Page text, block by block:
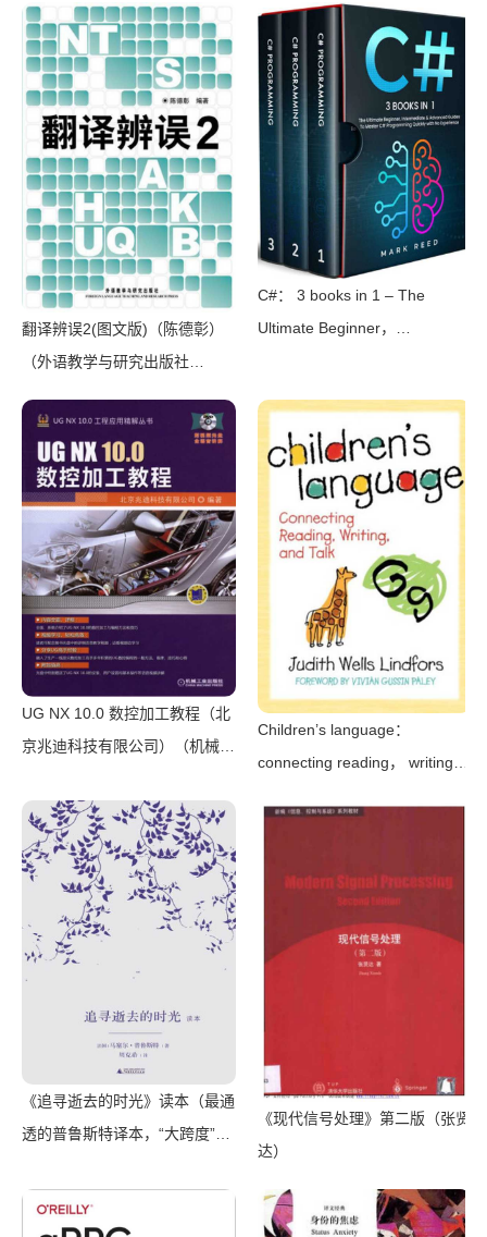
翻译辨误2(图文版)（陈德彰）
（外语教学与研究出版社
C#： 3 books in 1 – The
Ultimate Beginner，
Programming Quickly with No
Experience（Mark Reed）
（2022）
UG NX 10.0 数控加工教程（北
京兆迪科技有限公司）（机械工
Children’s language：
connecting reading， writing，
《追寻逝去的时光》读本（最通
透的普鲁斯特译本，“大跨度”节
罗斯特纸上展览》）（【法】马
塞尔•普鲁斯特，周克希译）
《现代信号处理》第二版（张贤
达）